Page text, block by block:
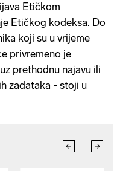
Etičkom
Etičkog kodeksa. Do
koji su u vrijeme
privremeno je
prethodnu najavu ili
zadataka - stoji u